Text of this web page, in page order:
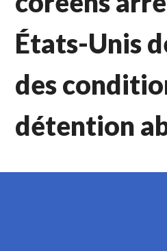
États-Unis
des
détention